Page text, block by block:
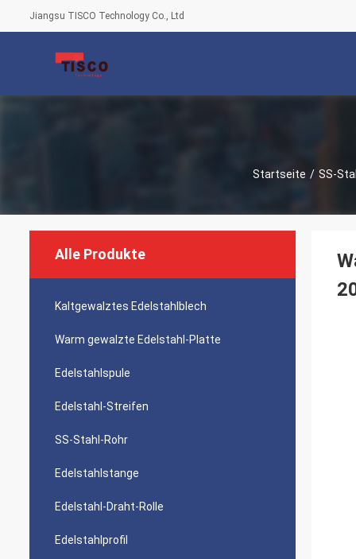
Jiangsu TISCO Technology Co., Ltd
Startseite / SS-
Alle Produkte
Kaltgewalztes Edelstahlblech
Warm gewalzte Edelstahl-Platte
Edelstahlspule
Edelstahl-Streifen
SS-Stahl-Rohr
Edelstahlstange
Edelstahl-Draht-Rolle
Edelstahlprofil